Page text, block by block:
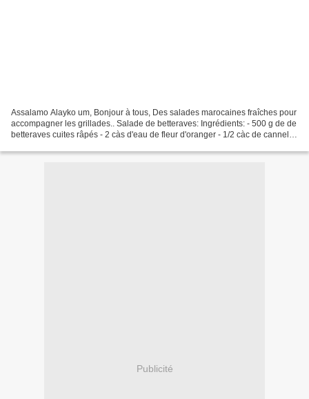
Assalamo Alayko um, Bonjour à tous, Des salades marocaines fraîches pour
accompagner les grillades.. Salade de betteraves: Ingrédients: - 500 g de de
betteraves cuites râpés - 2 càs d'eau de fleur d'oranger - 1/2 càc de cannelle
Publicité